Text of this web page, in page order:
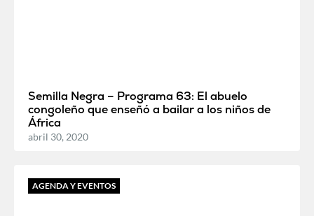
Semilla Negra – Programa 63: El abuelo
congoleño que enseñó a bailar a los niños de
África
abril 30, 2020
AGENDA Y EVENTOS